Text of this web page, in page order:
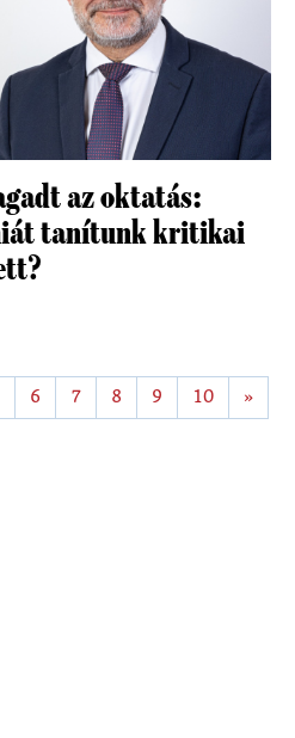
az oktatás:
tanítunk kritikai
6 7 8 9 10 »